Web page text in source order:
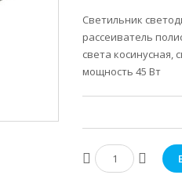
Светильник
рассеиватель
света косинусная,
мощность 45 Вт